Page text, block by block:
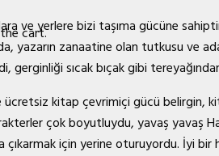
cart.
ve yerlere bizi taşıma gücüne
yazarın zanaatine olan tutkusu ve
gerginliği sıcak bıçak gibi
ücretsiz kitap çevrimiçi gücü belirgin,
çok boyutluydu, yavaş yavaş
için yerine oturuyordu. İyi bir